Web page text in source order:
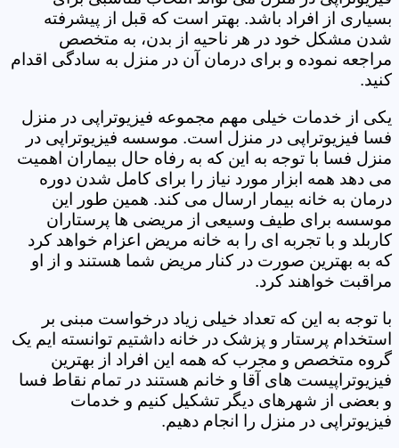
بسیاری از افراد باشد. بهتر است که قبل از پیشرفته
شدن مشکل خود در هر ناحیه از بدن، به متخصص
مراجعه نموده و برای درمان آن در منزل به سادگی اقدام
کنید.
یکی از خدمات خیلی مهم مجموعه فیزیوتراپی در منزل
فسا فیزیوتراپی در منزل است. موسسه فیزیوتراپی در
منزل فسا با توجه به این که به رفاه حال بیماران اهمیت
می دهد همه ابزار مورد نیاز را برای کامل شدن دوره
درمان به خانه بیمار ارسال می کند. همین طور این
موسسه برای طیف وسیعی از مریضی ها پرستاران
کاربلد و با تجربه ای را به خانه مریض اعزام خواهد کرد
که به بهترین صورت در کنار مریض شما هستند و از او
مراقبت خواهند کرد.
با توجه به این که تعداد خیلی زیاد درخواست مبنی بر
استخدام پرستار و پزشک در خانه داشتیم توانسته ایم یک
گروه متخصص و مجرب که همه این افراد از بهترین
فیزیوتراپیست های آقا و خانم هستند در تمام نقاط فسا
و بعضی از شهرهای دیگر تشکیل کنیم و خدمات
فیزیوتراپی در منزل را انجام دهیم.